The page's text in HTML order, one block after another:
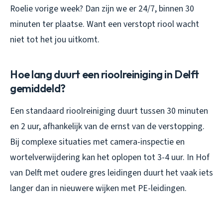
Roelie vorige week? Dan zijn we er 24/7, binnen 30
minuten ter plaatse. Want een verstopt riool wacht
niet tot het jou uitkomt.
Hoe lang duurt een rioolreiniging in Delft
gemiddeld?
Een standaard rioolreiniging duurt tussen 30 minuten
en 2 uur, afhankelijk van de ernst van de verstopping.
Bij complexe situaties met camera-inspectie en
wortelverwijdering kan het oplopen tot 3-4 uur. In Hof
van Delft met oudere gres leidingen duurt het vaak iets
langer dan in nieuwere wijken met PE-leidingen.